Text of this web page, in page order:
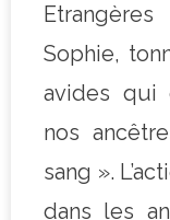
Sophie,
avides qui
nos
sang ».
dans les